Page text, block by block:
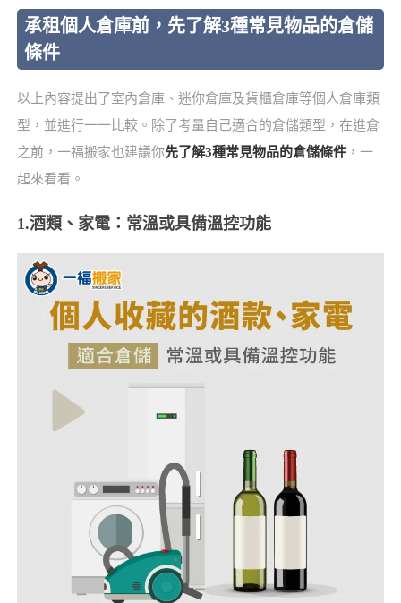
承租個人倉庫前，先了解3種常見物品的倉儲
條件
以上內容提出了室內倉庫、迷你倉庫及貨櫃倉庫等個人倉庫類
型，並進行一一比較。除了考量自己適合的倉儲類型，在進倉
之前，一福搬家也建議你先了解3種常見物品的倉儲條件，一
起來看看。
1.酒類、家電：常溫或具備溫控功能